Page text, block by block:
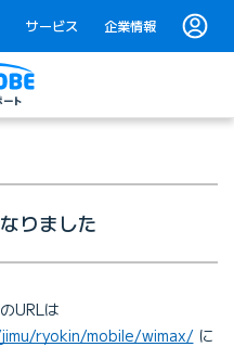
サービス 企業情報
りました
URLは
ryokin/mobile/wimax/に